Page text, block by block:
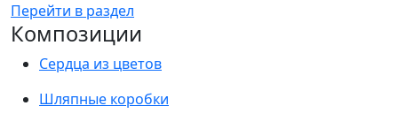
Перейти в раздел
Композиции
Сердца из цветов
Шляпные коробки